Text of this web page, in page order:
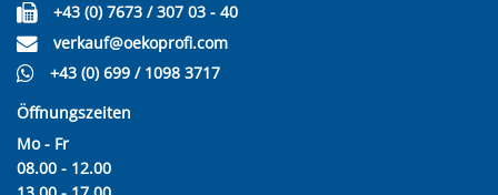
+43 (0) 7673 / 307 03 - 40
verkauf@oekoprofi.com
+43 (0) 699 / 1098 3717
Öffnungszeiten
Mo - Fr
08.00 - 12.00